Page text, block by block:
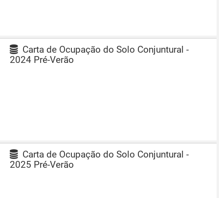
Carta de Ocupação do Solo Conjuntural -
2024 Pré-Verão
Carta de Ocupação do Solo Conjuntural -
2025 Pré-Verão